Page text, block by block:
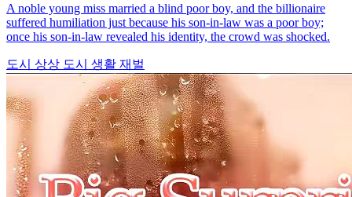
A noble young miss married a blind poor boy, and the billionaire
suffered humiliation just because his son-in-law was a poor boy;
once his son-in-law revealed his identity, the crowd was shocked.
도시 상상 도시 생활 재벌